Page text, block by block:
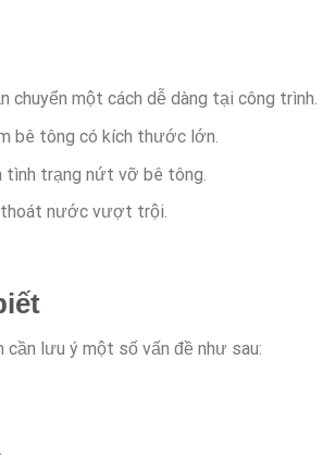
chuyển một cách dễ dàng tại công trình.
bê tông có kích thước lớn.
tình trạng nứt vỡ bê tông.
thoát nước vượt trội.
lưu ý một số vấn đề như sau: